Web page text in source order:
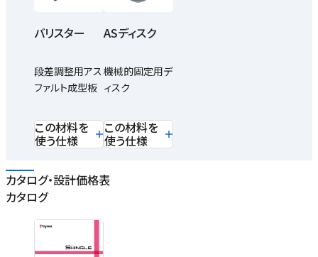
バリスター
段差調整用アス
ファルト成型板
この材料を
使う仕様
ASディスク
機械的固定用デ
ィスク
この材料を
使う仕様
カタログ・設計価格表
カタログ